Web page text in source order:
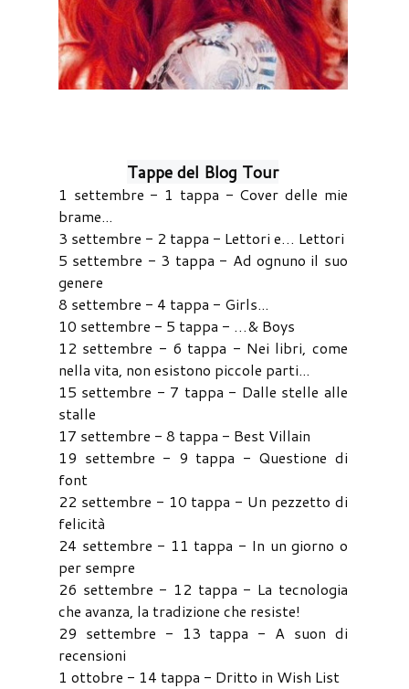
Tappe del Blog Tour
1 settembre - 1 tappa - Cover delle mie
brame...
3 settembre - 2 tappa - Lettori e… Lettori
5 settembre - 3 tappa - Ad ognuno il suo
genere
8 settembre - 4 tappa - Girls...
10 settembre - 5 tappa - …& Boys
12 settembre - 6 tappa - Nei libri, come
nella vita, non esistono piccole parti...
15 settembre - 7 tappa - Dalle stelle alle
stalle
17 settembre - 8 tappa - Best Villain
19 settembre - 9 tappa - Questione di
font
22 settembre - 10 tappa - Un pezzetto di
felicità
24 settembre - 11 tappa - In un giorno o
per sempre
26 settembre - 12 tappa - La tecnologia
che avanza, la tradizione che resiste!
29 settembre - 13 tappa - A suon di
recensioni
1 ottobre - 14 tappa - Dritto in Wish List